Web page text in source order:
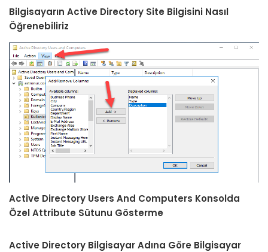
Bilgisayarın Active Directory Site Bilgisini Nasıl
Öğrenebiliriz
Active Directory Users And Computers Konsolda
Özel Attribute Sütunu Gösterme
Active Directory Bilgisayar Adına Göre Bilgisayar